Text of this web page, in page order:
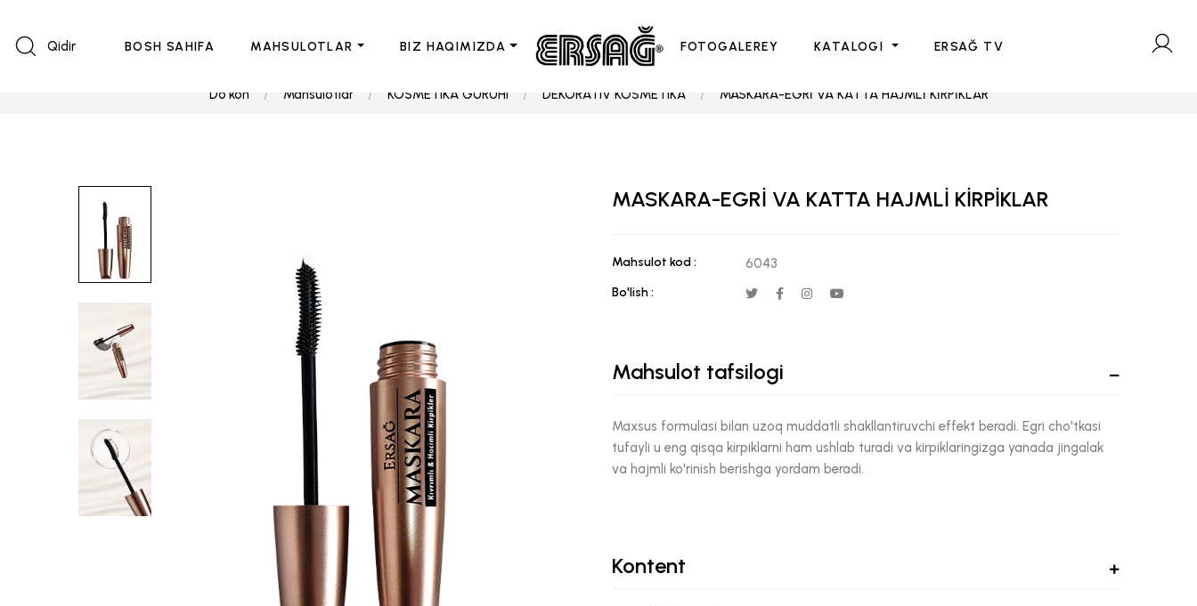
Qidir BOSH SAHIFA MAHSULOTLAR BIZ HAQIMIZDA FOTOGALEREY KATALOGI ERSAĞ TV
Do'kon Mahsulotlar KOSMETIKA GURUHI DEKORATIV KOSMETIKA MASKARA-EGRİ VA KATTA HAJMLİ KİRPİKLAR
MASKARA-EGRİ VA KATTA HAJMLİ KİRPİKLAR
Mahsulot kod : 6043
Bo'lish :
Mahsulot tafsilogi
Maxsus formulasi bilan uzoq muddatli shakllantiruvchi effekt beradi. Egri cho'tkasi
tufayli u eng qisqa kirpiklarni ham ushlab turadi va kirpiklaringizga yanada jingalak
va hajmli ko'rinish berishga yordam beradi.
Kontent